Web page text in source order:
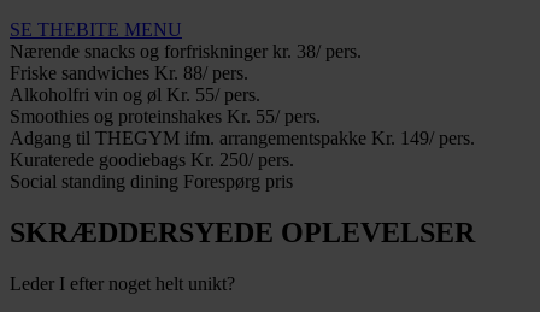
SE THEBITE MENU
Nærende snacks og forfriskninger kr. 38/ pers.
Friske sandwiches Kr. 88/ pers.
Alkoholfri vin og øl Kr. 55/ pers.
Smoothies og proteinshakes Kr. 55/ pers.
Adgang til THEGYM ifm. arrangementspakke Kr. 149/ pers.
Kuraterede goodiebags Kr. 250/ pers.
Social standing dining Forespørg pris
SKRÆDDERSYEDE OPLEVELSER
Leder I efter noget helt unikt?